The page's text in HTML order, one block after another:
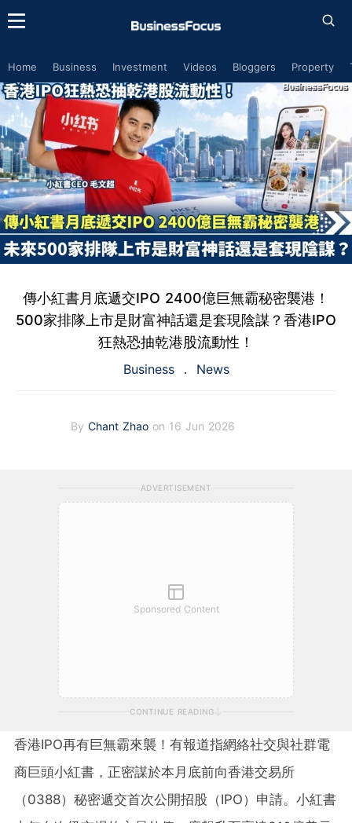
Home Business Investment Videos Bloggers Property
傳小紅書月底遞交IPO 2400億巨無霸秘密襲港！
500家排隊上市是財富神話還是套現陰謀？香港IPO
狂熱恐抽乾港股流動性！
Business News
By Chant Zhao on 16 Jun 2026
ADVERTISEMENT
Sponsored Content
CONTINUE READING
香港IPO再有巨無霸來襲！有報道指網絡社交與社群電
商巨頭小紅書，正密謀於本月底前向香港交易所
（0388）秘密遞交首次公開招股（IPO）申請。小紅書